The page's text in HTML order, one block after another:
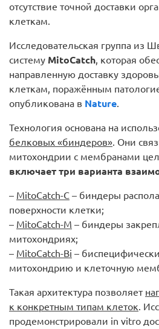
отсутствие точной доставки
клеткам.
Исследовательская группа из
систему MitoCatch, которая
направленную доставку
клеткам, поражённым
опубликована в Nature.
Технология основана на
белковых «биндеров». Они
митохондрии с мембранами
включает три варианта
– MitoCatch-C – биндеры
поверхности клетки;
– MitoCatch-M – биндеры
митохондриях;
– MitoCatch-Bi –
митохондрию и клеточную
Такая архитектура позволяет
к конкретным типам клеток.
продемонстрировали in vitro